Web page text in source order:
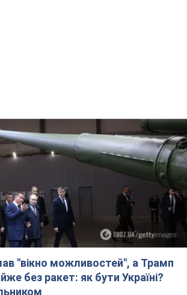
"вікно можливостей", а Трамп
без ракет: як бути Україні?